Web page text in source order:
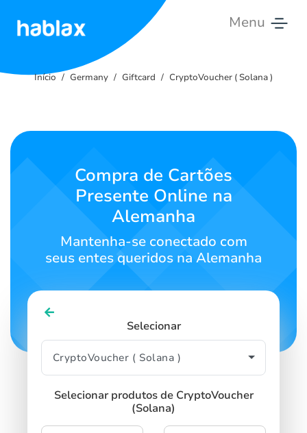
Menu
Tarifas
Entre
Contato
SIGN INSIGN UP
Início Germany Giftcard CryptoVoucher ( Solana )
Compra de Cartões
Presente Online na
Alemanha
Mantenha-se conectado com
seus entes queridos na Alemanha
Selecionar
Selecionar produtos de CryptoVoucher
(Solana)